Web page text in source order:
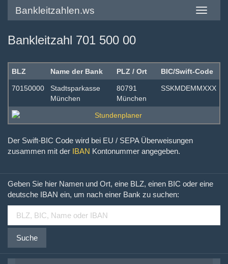
Toggle
Bankleitzahlen.ws
Bankleitzahl 701 500 00
BLZ Name der Bank PLZ / Ort BIC/Swift-Code
70150000
Stadtsparkasse
München
80791
München
SSKMDEMMXXX
Der Swift-BIC Code wird bei EU / SEPA Überweisungen
zusammen mit der IBAN Kontonummer angegeben.
Geben Sie hier Namen und Ort, eine BLZ, einen BIC oder eine
deutsche IBAN ein, um nach einer Bank zu suchen:
Suche